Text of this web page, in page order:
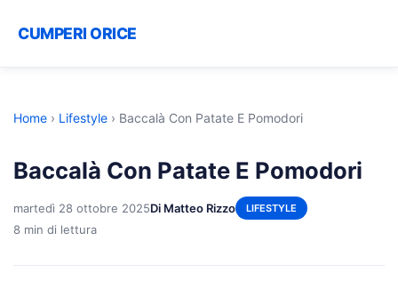
CUMPERI ORICE
Home › Lifestyle › Baccalà Con Patate E Pomodori
Baccalà Con Patate E Pomodori
martedì 28 ottobre 2025Di Matteo Rizzo LIFESTYLE
8 min di lettura